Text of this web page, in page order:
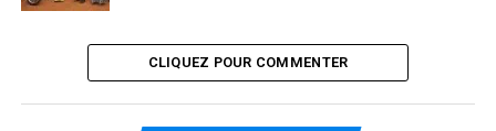
CLIQUEZ POUR COMMENTER